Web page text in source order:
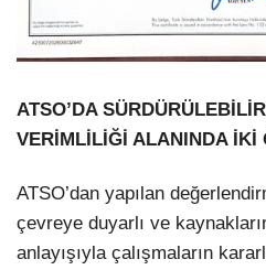
ATSO’DA
VERİMLİLİĞİ ALANINDA İKİ
ATSO’dan yapılan
çevreye duyarlı ve
anlayışıyla çalışmaların